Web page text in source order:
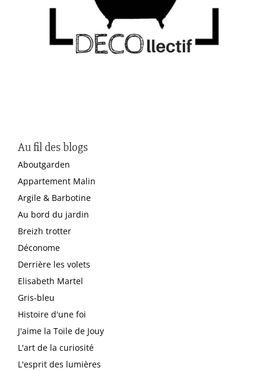
Au fil des blogs
Aboutgarden
Appartement Malin
Argile & Barbotine
Au bord du jardin
Breizh trotter
Déconome
Derrière les volets
Elisabeth Martel
Gris-bleu
Histoire d'une foi
J'aime la Toile de Jouy
L'art de la curiosité
L'esprit des lumières